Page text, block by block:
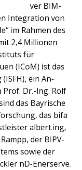
ver BIM-
Integration von
im Rahmen des
2,4 Millionen
für
(ICoM) ist das
ein An-
Dr.-Ing. Rolf
das Bayrische
das bifa
albert.ing,
der BIPV-
sowie der
nD-Enerserve.